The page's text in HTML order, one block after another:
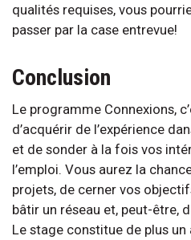
qualités requises, vous
passer par la case entrevue!
Conclusion
Le programme Connexions,
d’acquérir de l’expérience
et de sonder à la fois vos
l’emploi. Vous aurez la
projets, de cerner vos
bâtir un réseau et, peut-être,
Le stage constitue de plus